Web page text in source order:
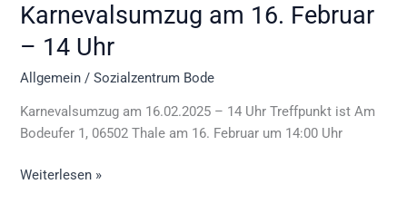
Karnevalsumzug am 16. Februar
– 14 Uhr
Allgemein /Sozialzentrum Bode
Karnevalsumzug am 16.02.2025 – 14 Uhr Treffpunkt ist Am
Bodeufer 1, 06502 Thale am 16. Februar um 14:00 Uhr
Weiterlesen »